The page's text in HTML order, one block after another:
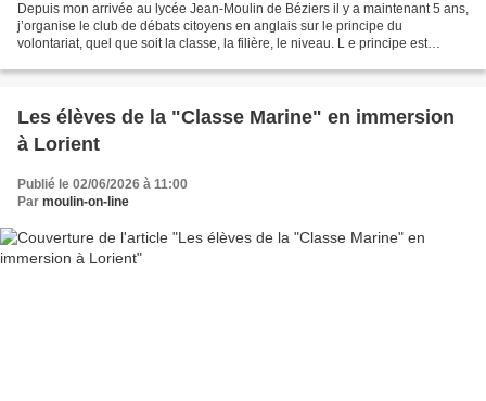
Depuis mon arrivée au lycée Jean-Moulin de Béziers il y a maintenant 5 ans,
j’organise le club de débats citoyens en anglais sur le principe du
volontariat, quel que soit la classe, la filière, le niveau. L e principe est
Les élèves de la "Classe Marine" en immersion
à Lorient
Publié le 02/06/2026 à 11:00
Par moulin-on-line